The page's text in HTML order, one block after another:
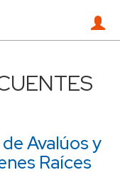
Avalúos y
Raíces